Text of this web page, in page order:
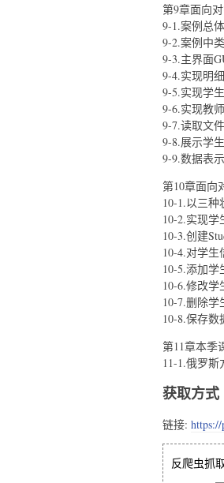
第9章面向
9-1.案例总
9-2.案例中
9-3.主界面
9-4.实现明
9-5.实现学
9-6.实现教
9-7.读取文
9-8.展示学
9-9.数据表
第10章面向
10-1.以三
10-2.实现
10-3.创建
10-4.对学
10-5.添加学
10-6.修改学
10-7.删除学
10-8.保存数
第11章本季
11-1.俄罗
获取方式
链接:
反爬虫抓